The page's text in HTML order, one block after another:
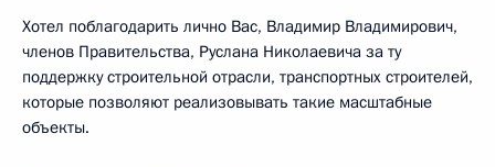
Хотел поблагодарить лично Вас, Владимир Владимирович,
членов Правительства, Руслана Николаевича за ту
поддержку строительной отрасли, транспортных строителей,
которые позволяют реализовывать такие масштабные
объекты.